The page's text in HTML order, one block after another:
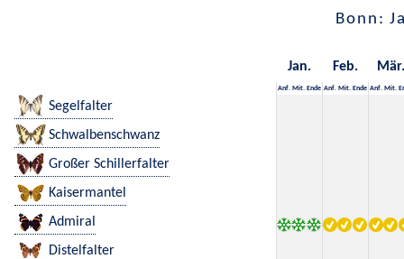
Bonn:
Jan. Feb. Mär.
Anf. Mit. Ende Anf. Mit. Ende Anf. Mit.
Segelfalter
Schwalbenschwanz
Großer Schillerfalter
Kaisermantel
Admiral
Distelfalter